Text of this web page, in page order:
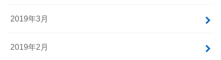
2019年3月
2019年2月